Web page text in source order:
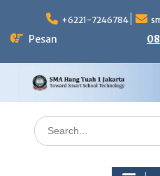
content
+6221-7246784
Pesan
Search
for: